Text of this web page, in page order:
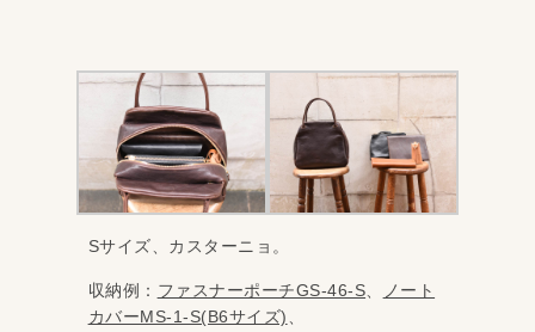
Sサイズ、カスターニョ。
収納例： ファスナーポーチGS-46-S
ノート
カバーMS-1-S(B6サイズ)